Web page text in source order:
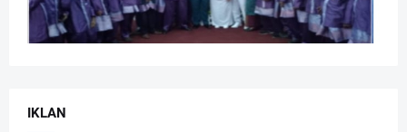
IKLAN